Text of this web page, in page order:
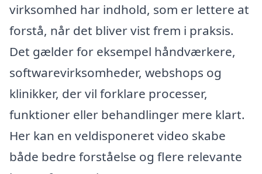
virksomhed har indhold, som er lettere at
forstå, når det bliver vist frem i praksis.
Det gælder for eksempel håndværkere,
softwarevirksomheder, webshops og
klinikker, der vil forklare processer,
funktioner eller behandlinger mere klart.
Her kan en veldisponeret video skabe
både bedre forståelse og flere relevante